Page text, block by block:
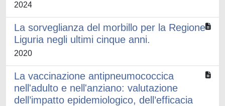
2024
La sorveglianza del morbillo per la Regione
Liguria negli ultimi cinque anni.
2020
La vaccinazione antipneumococcica
nell'adulto e nell'anziano: valutazione
dell’impatto epidemiologico, dell’efficacia